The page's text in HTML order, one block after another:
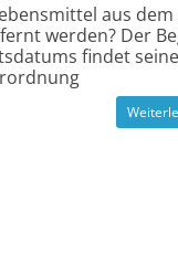
aus dem
werden? Der
findet